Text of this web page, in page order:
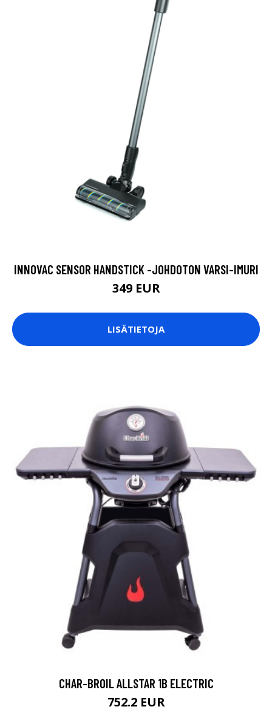
INNOVAC SENSOR HANDSTICK -JOHDOTON VARSI-IMURI
349 EUR
LISÄTIETOJA
CHAR-BROIL ALLSTAR 1B ELECTRIC
752.2 EUR